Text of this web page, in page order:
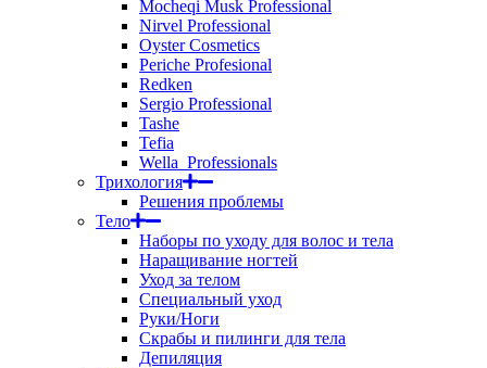
Mocheqi Musk Professional
Nirvel Professional
Oyster Cosmetics
Periche Profesional
Redken
Sergio Professional
Tashe
Tefia
Wella_Professionals
Трихология
Решения проблемы
Тело
Наборы по уходу для волос и тела
Наращивание ногтей
Уход за телом
Специальный уход
Руки/Ноги
Скрабы и пилинги для тела
Депиляция